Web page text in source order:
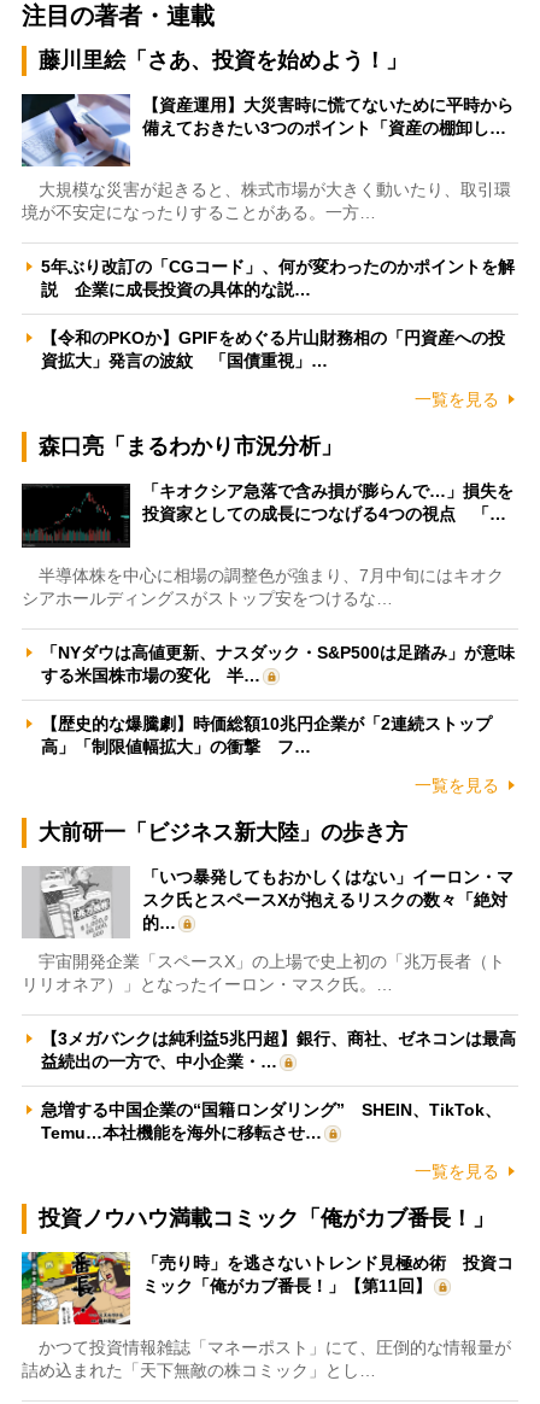
注目の著者・連載
藤川里絵「さあ、投資を始めよう！」
【資産運用】大災害時に慌てないために平時から
備えておきたい3つのポイント「資産の棚卸し…
大規模な災害が起きると、株式市場が大きく動いたり、取引環
境が不安定になったりすることがある。一方…
5年ぶり改訂の「CGコード」、何が変わったのかポイントを解
説 企業に成長投資の具体的な説…
【令和のPKOか】GPIFをめぐる片山財務相の「円資産への投
資拡大」発言の波紋 「国債重視」…
一覧を見る
森口亮「まるわかり市況分析」
「キオクシア急落で含み損が膨らんで…」損失を
投資家としての成長につなげる4つの視点 「…
半導体株を中心に相場の調整色が強まり、7月中旬にはキオク
シアホールディングスがストップ安をつけるな…
「NYダウは高値更新、ナスダック・S&P500は足踏み」が意味
する米国株市場の変化 半…
【歴史的な爆騰劇】時価総額10兆円企業が「2連続ストップ
高」「制限値幅拡大」の衝撃 フ…
一覧を見る
大前研一「ビジネス新大陸」の歩き方
「いつ暴発してもおかしくはない」イーロン・マ
スク氏とスペースXが抱えるリスクの数々「絶対
的…
宇宙開発企業「スペースX」の上場で史上初の「兆万長者（ト
リリオネア）」となったイーロン・マスク氏。…
【3メガバンクは純利益5兆円超】銀行、商社、ゼネコンは最高
益続出の一方で、中小企業・…
急増する中国企業の“国籍ロンダリング” SHEIN、TikTok、
Temu…本社機能を海外に移転させ…
一覧を見る
投資ノウハウ満載コミック「俺がカブ番長！」
「売り時」を逃さないトレンド見極め術 投資コ
ミック「俺がカブ番長！」【第11回】
かつて投資情報雑誌「マネーポスト」にて、圧倒的な情報量が
詰め込まれた「天下無敵の株コミック」とし…